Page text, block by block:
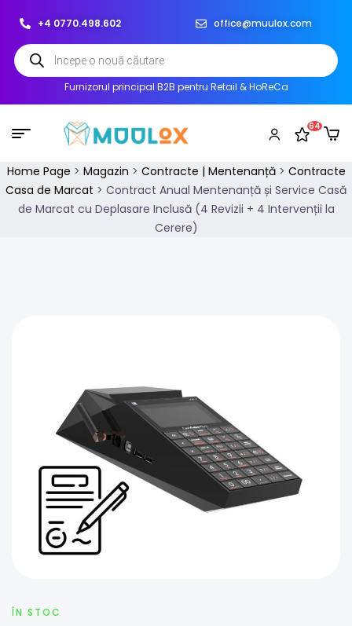
+4 0770.498.602 office@muulox.com
Furnizorul principal B2B pentru Retail & HoReCa
64
Home Page > Magazin > Contracte | Mentenanță> Contracte
Casa de Marcat > Contract Anual Mentenanță și Service Casă
de Marcat cu Deplasare Inclusă (4 Revizii + 4 Intervenții la
Cerere)
ÎN STOC